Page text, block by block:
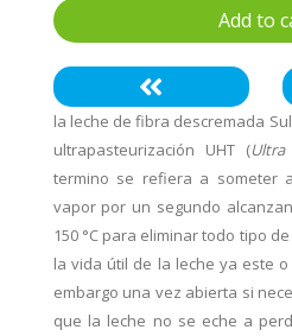
Add to
la leche de fibra descremada
ultrapasteurización UHT (Ultra
termino se refiera a someter
vapor por un segundo
150 °C para eliminar todo tipo
la vida útil de la leche ya este
embargo una vez abierta si
que la leche no se eche a